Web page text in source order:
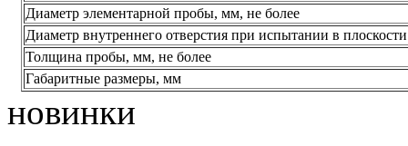
Диаметр элементарной пробы, мм, не более
Диаметр внутреннего отверстия при испытании в
Толщина пробы, мм, не более
Габаритные размеры, мм
новинки